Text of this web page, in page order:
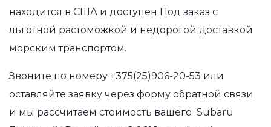
находится в США и доступен Под заказ с
льготной растоможкой и недорогой доставкой
морским транспортом.
Звоните по номеру +375(25)906-20-53 или
оставляйте заявку через форму обратной связи
и мы рассчитаем стоимость вашего Subaru